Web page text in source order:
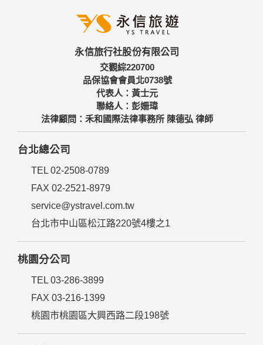
永信旅行社股份有限公司
交觀綜220700
品保協會會員北0738號
代表人：黃士元
聯絡人：彭姍瑋
法律顧問：禾和國際法律事務所 陳德弘 律師
台北總公司
TEL 02-2508-0789
FAX 02-2521-8979
service@ystravel.com.tw
台北市中山區松江路220號4樓之1
桃園分公司
TEL 03-286-3899
FAX 03-216-1399
桃園市桃園區大興西路二段198號